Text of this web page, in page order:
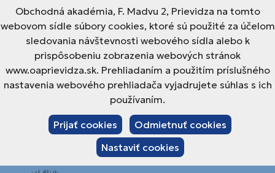
Obchodná akadémia, F. Madvu 2, Prievidza na tomto
webovom sídle súbory cookies, ktoré sú použité za účelom
sledovania návštevnosti webového sídla alebo k
prispôsobeniu zobrazenia webových stránok
www.oaprievidza.sk. Prehliadaním a použitím príslušného
nastavenia webového prehliadača vyjadrujete súhlas s ich
používaním.
Prijať cookies
Odmietnuť cookies
Nastaviť cookies